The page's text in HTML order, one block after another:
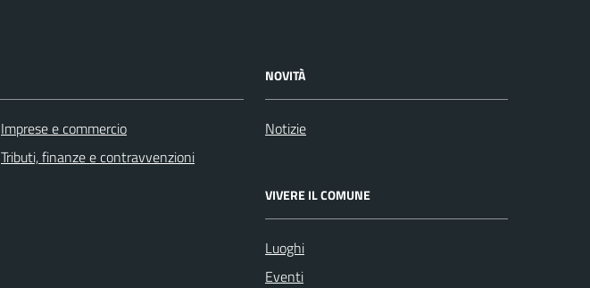
Imprese e commercio
Tributi, finanze e contravvenzioni
NOVITÀ
Notizie
VIVERE IL COMUNE
Luoghi
Eventi